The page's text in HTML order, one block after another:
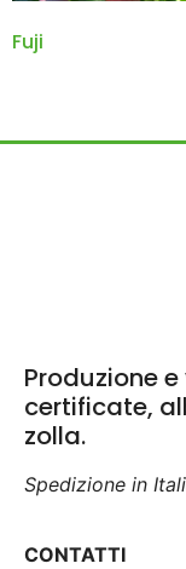
Fuji
Produzione
certificate,
zolla.
Spedizione in
CONTATTI